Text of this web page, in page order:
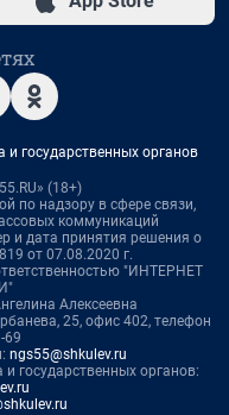
государственных органов
(18+)
по надзору в сфере связи,
коммуникаций
и дата принятия решения о
от 07.08.2020 г.
"ИНТЕРНЕТ
Алексеевна
25, офис 402, телефон
69
ngs55@shkulev.ru
государственных органов: